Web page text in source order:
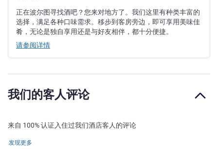
正在波尔图寻找酒吧？您来对地方了。我们这里有种类丰富的
选择，满足各种口味需求。移步到客房旁边，即可享用美味佳
肴，无论是独自享用还是与好友相伴，都十分便捷。
请参阅详情
我们的客人评论
来自 100% 认证入住过我们酒店客人的评论
发现更多